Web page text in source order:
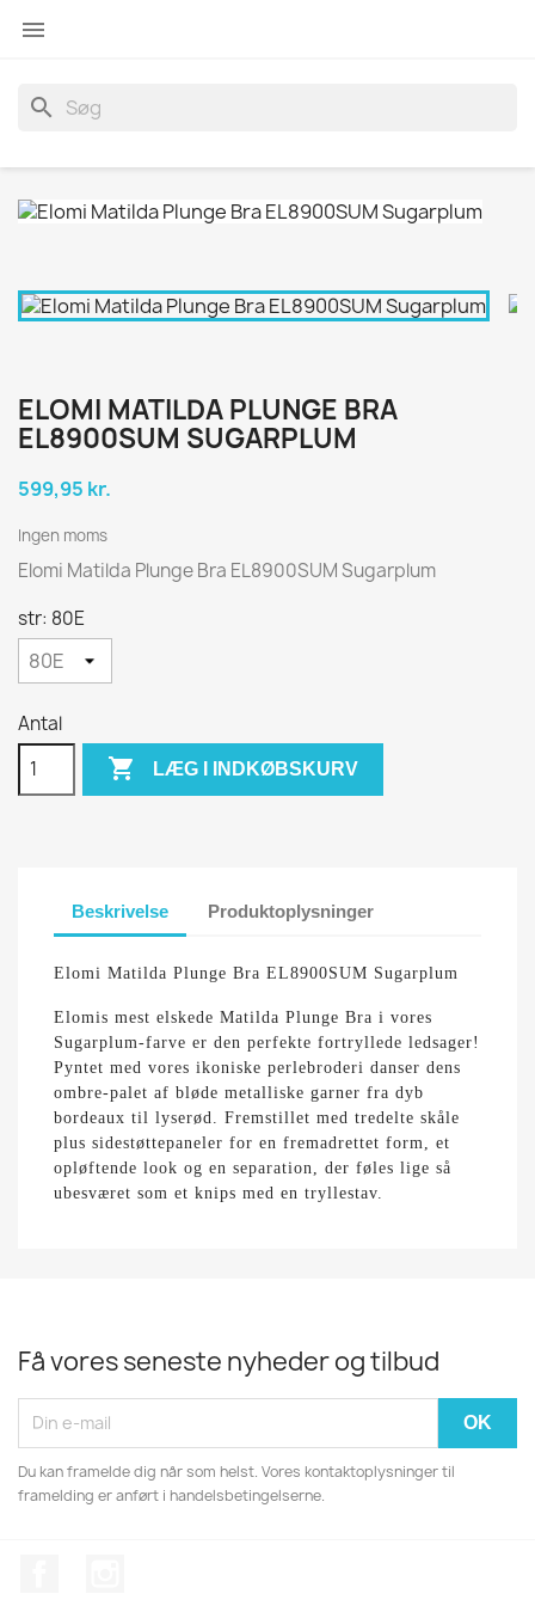

search
ELOMI MATILDA PLUNGE BRA
EL8900SUM SUGARPLUM
599,95 kr.
Ingen moms
Elomi Matilda Plunge Bra EL8900SUM Sugarplum
str: 80E
Antal
 LÆG I INDKØBSKURV
Beskrivelse Produktoplysninger
Elomi Matilda Plunge Bra EL8900SUM Sugarplum
Elomis mest elskede Matilda Plunge Bra i vores
Sugarplum-farve er den perfekte fortryllede ledsager!
Pyntet med vores ikoniske perlebroderi danser dens
ombre-palet af bløde metalliske garner fra dyb
bordeaux til lyserød. Fremstillet med tredelte skåle
plus sidestøttepaneler for en fremadrettet form, et
opløftende look og en separation, der føles lige så
ubesværet som et knips med en tryllestav.
Få vores seneste nyheder og tilbud
Du kan framelde dig når som helst. Vores kontaktoplysninger til
framelding er anført i handelsbetingelserne.